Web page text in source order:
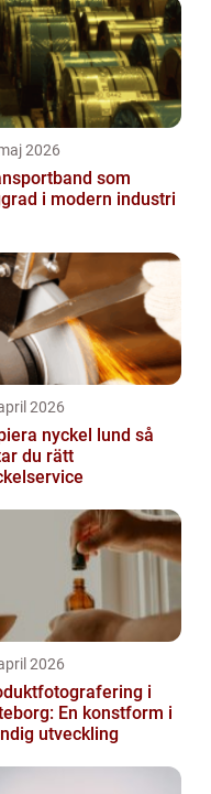
2026
som
i modern industri
2026
nyckel lund så
du rätt
2026
i
En konstform i
utveckling